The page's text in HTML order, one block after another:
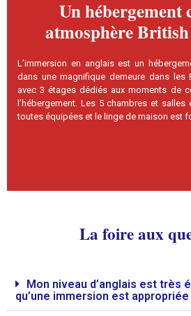
Un hébergement
atmosphère
L’immersion en anglais est un
dans une magnifique demeure dans les
avec 3 étages dédiés aux moments de
l’hébergement. Les 5 chambres et
toutes équipées et le linge de maison est
La foire aux
Mon niveau d’anglais est très
qu’une immersion est appropriée